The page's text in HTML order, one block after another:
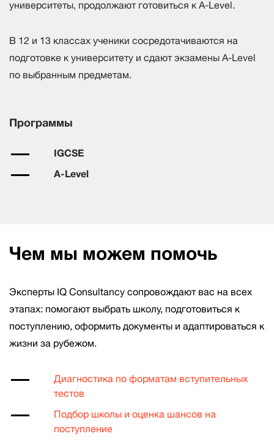
университеты, продолжают готовиться к A-Level.
В 12 и 13 классах ученики сосредотачиваются на
подготовке к университету и сдают экзамены A-Level
по выбранным предметам.
Программы
IGCSE
A-Level
Чем мы можем помочь
Эксперты IQ Consultancy сопровождают вас на всех
этапах: помогают выбрать школу, подготовиться к
поступлению, оформить документы и адаптироваться к
жизни за рубежом.
Диагностика по форматам вступительных
тестов
Подбор школы и оценка шансов на
поступление